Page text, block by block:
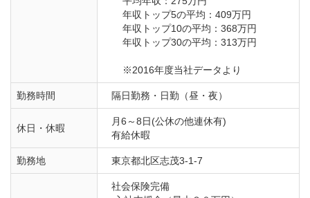
    ※2016年度当社データより
勤務時間 隔日勤務・日勤（昼・夜）
休日・休暇
月6～8日(公休の他連休有)
有給休暇
勤務地 東京都北区志茂3-1-7
社会保険完備